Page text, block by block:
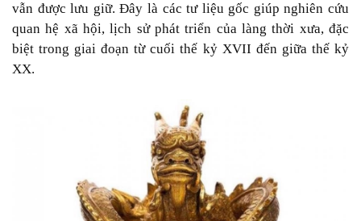
vẫn được lưu giữ. Đây là các tư liệu gốc giúp nghiên cứu
quan hệ xã hội, lịch sử phát triển của làng thời xưa, đặc
biệt trong giai đoạn từ cuối thế kỷ XVII đến giữa thế kỷ
XX.